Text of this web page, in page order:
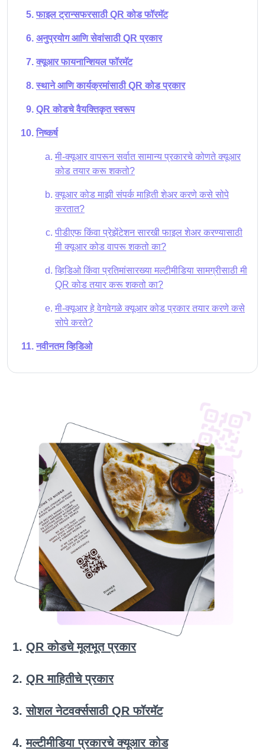
फाइल ट्रान्सफरसाठी QR कोड फॉरमॅट
अनुप्रयोग आणि सेवांसाठी QR प्रकार
क्यूआर फायनान्शियल फॉरमॅट
स्थाने आणि कार्यक्रमांसाठी QR कोड प्रकार
QR कोडचे वैयक्तिकृत स्वरूप
निष्कर्ष
मी-क्यूआर वापरून सर्वात सामान्य प्रकारचे कोणते क्यूआर
कोड तयार करू शकतो?
क्यूआर कोड माझी संपर्क माहिती शेअर करणे कसे सोपे
करतात?
पीडीएफ किंवा प्रेझेंटेशन सारखी फाइल शेअर करण्यासाठी
मी क्यूआर कोड वापरू शकतो का?
व्हिडिओ किंवा प्रतिमांसारख्या मल्टीमीडिया सामग्रीसाठी मी
QR कोड तयार करू शकतो का?
मी-क्यूआर हे वेगवेगळे क्यूआर कोड प्रकार तयार करणे कसे
सोपे करते?
नवीनतम व्हिडिओ
QR कोडचे मूलभूत प्रकार
QR माहितीचे प्रकार
सोशल नेटवर्क्ससाठी QR फॉरमॅट
मल्टीमीडिया प्रकारचे क्यूआर कोड